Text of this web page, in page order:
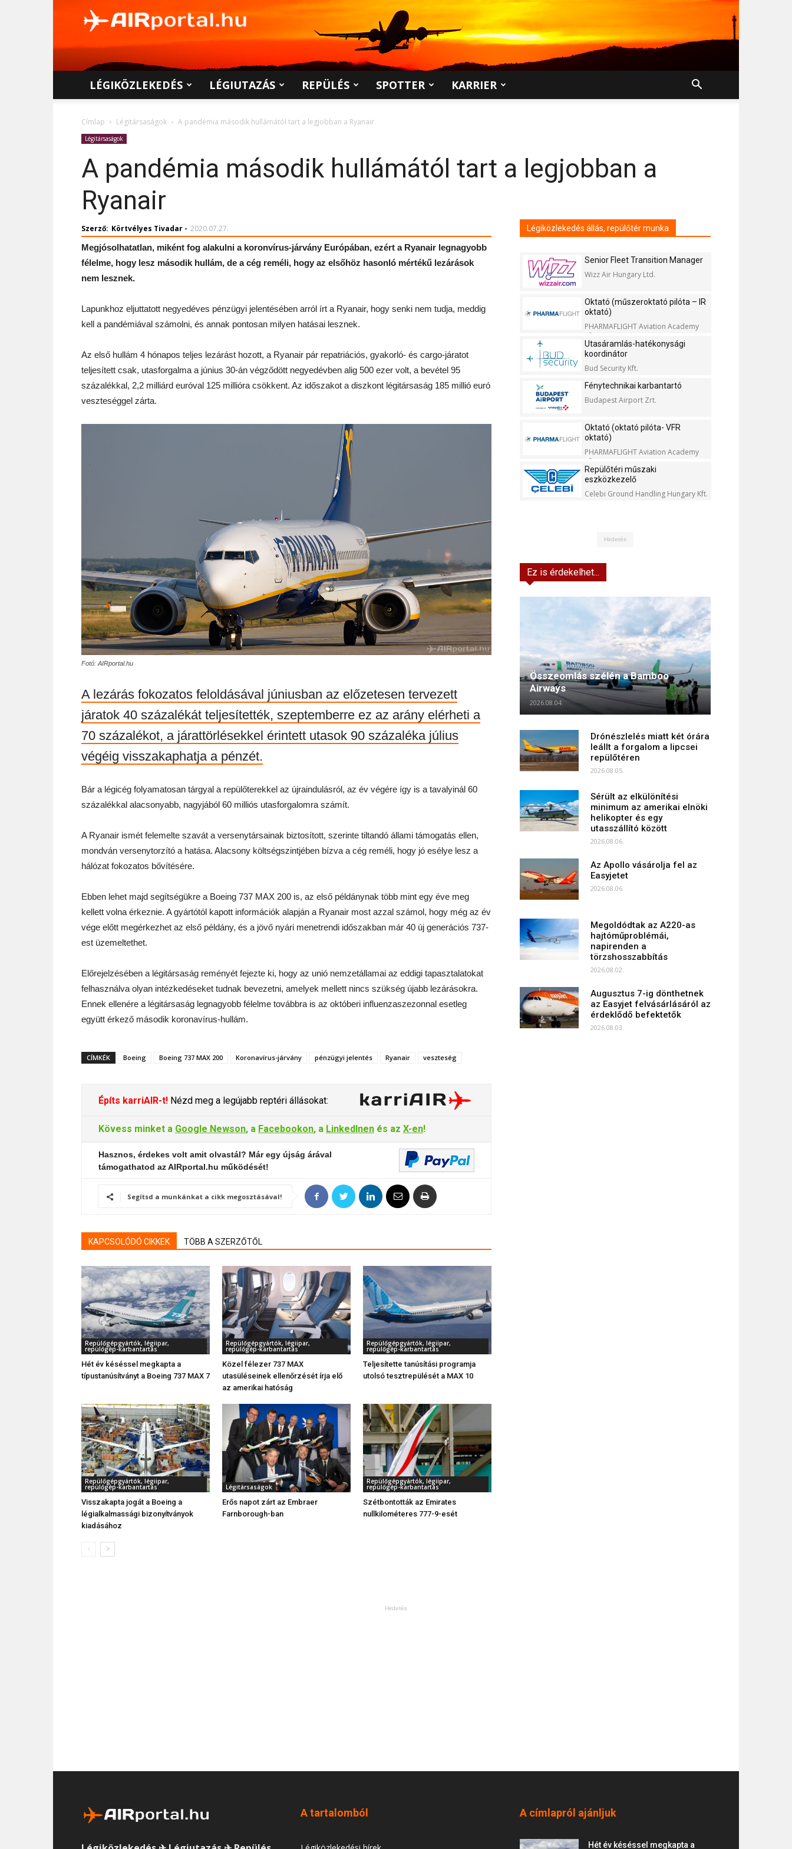
LÉGIKÖZLEKEDÉS LÉGIUTAZÁS REPÜLÉS SPOTTER KARRIER
Címlap Légitársaságok A pandémia második hullámától tart a legjobban a Ryanair
Légitársaságok
A pandémia második hullámától tart a legjobban a
Ryanair
Szerző: Körtvélyes Tivadar - 2020.07.27.
Megjósolhatatlan, miként fog alakulni a koronvírus-járvány Európában, ezért a Ryanair legnagyobb
félelme, hogy lesz második hullám, de a cég reméli, hogy az elsőhöz hasonló mértékű lezárások
nem lesznek.
Lapunkhoz eljuttatott negyedéves pénzügyi jelentésében arról írt a Ryanair, hogy senki nem tudja, meddig
kell a pandémiával számolni, és annak pontosan milyen hatásai lesznek.
Az első hullám 4 hónapos teljes lezárást hozott, a Ryanair pár repatriációs, gyakorló- és cargo-járatot
teljesített csak, utasforgalma a június 30-án végződött negyedévben alig 500 ezer volt, a bevétel 95
százalékkal, 2,2 milliárd euróval 125 millióra csökkent. Az időszakot a diszkont légitársaság 185 millió euró
veszteséggel zárta.
Fotó: AIRportal.hu
A lezárás fokozatos feloldásával júniusban az előzetesen tervezett
járatok 40 százalékát teljesítették, szeptemberre ez az arány elérheti a
70 százalékot, a járattörlésekkel érintett utasok 90 százaléka július
végéig visszakaphatja a pénzét.
Bár a légicég folyamatosan tárgyal a repülőterekkel az újraindulásról, az év végére így is a tavalyinál 60
százalékkal alacsonyabb, nagyjából 60 milliós utasforgalomra számít.
A Ryanair ismét felemelte szavát a versenytársainak biztosított, szerinte tiltandó állami támogatás ellen,
mondván versenytorzító a hatása. Alacsony költségszintjében bízva a cég reméli, hogy jó esélye lesz a
hálózat fokozatos bővítésére.
Ebben lehet majd segítségükre a Boeing 737 MAX 200 is, az első példánynak több mint egy éve meg
kellett volna érkeznie. A gyártótól kapott információk alapján a Ryanair most azzal számol, hogy még az év
vége előtt megérkezhet az első példány, és a jövő nyári menetrendi időszakban már 40 új generációs 737-
est üzemeltethet.
Előrejelzésében a légitársaság reményét fejezte ki, hogy az unió nemzetállamai az eddigi tapasztalatokat
felhasználva olyan intézkedéseket tudnak bevezetni, amelyek mellett nincs szükség újabb lezárásokra.
Ennek ellenére a légitársaság legnagyobb félelme továbbra is az októberi influenzaszezonnal esetleg
együtt érkező második koronavírus-hullám.
CÍMKÉK Boeing Boeing 737 MAX 200 Koronavírus-járvány pénzügyi jelentés Ryanair veszteség
Építs karriAIR-t! Nézd meg a legújabb reptéri állásokat:
Kövess minket a Google Newson, a Facebookon, a LinkedInen és az X-en!
Hasznos, érdekes volt amit olvastál? Már egy újság árával
támogathatod az AIRportal.hu működését!
Segítsd a munkánkat a cikk megosztásával!
KAPCSOLÓDÓ CIKKEK TÖBB A SZERZŐTŐL
Repülőgépgyártók, légiipar,
repülőgép-karbantartás
Hét év késéssel megkapta a
típustanúsítványt a Boeing 737 MAX 7
Repülőgépgyártók, légiipar,
repülőgép-karbantartás
Közel félezer 737 MAX
utasüléseinek ellenőrzését írja elő
az amerikai hatóság
Repülőgépgyártók, légiipar,
repülőgép-karbantartás
Teljesítette tanúsítási programja
utolsó tesztrepülését a MAX 10
Repülőgépgyártók, légiipar,
repülőgép-karbantartás
Visszakapta jogát a Boeing a
légialkalmassági bizonyítványok
kiadásához
Légitársaságok
Erős napot zárt az Embraer
Farnborough-ban
Repülőgépgyártók, légiipar,
repülőgép-karbantartás
Szétbontották az Emirates
nullkilométeres 777-9-esét
Légiközlekedés állás, repülőtér munka
Senior Fleet Transition Manager
Wizz Air Hungary Ltd.
Oktató (műszeroktató pilóta – IR
oktató)
PHARMAFLIGHT Aviation Academy
Kft.
Utasáramlás-hatékonysági
koordinátor
Bud Security Kft.
Fénytechnikai karbantartó
Budapest Airport Zrt.
Oktató (oktató pilóta- VFR
oktató)
PHARMAFLIGHT Aviation Academy
Kft.
Repülőtéri műszaki
eszközkezelő
Celebi Ground Handling Hungary Kft.
Hirdetés
Ez is érdekelhet...
Összeomlás szélén a Bamboo
Airways
2026.08.04.
Drónészlelés miatt két órára
leállt a forgalom a lipcsei
repülőtéren
2026.08.05.
Sérült az elkülönítési
minimum az amerikai elnöki
helikopter és egy
utasszállító között
2026.08.06.
Az Apollo vásárolja fel az
Easyjetet
2026.08.06.
Megoldódtak az A220-as
hajtóműproblémái,
napirenden a
törzshosszabbítás
2026.08.02.
Augusztus 7-ig dönthetnek
az Easyjet felvásárlásáról az
érdeklődő befektetők
2026.08.03.
Hirdetés
A tartalomból A címlapról ajánljuk
Hét év késéssel megkapta a